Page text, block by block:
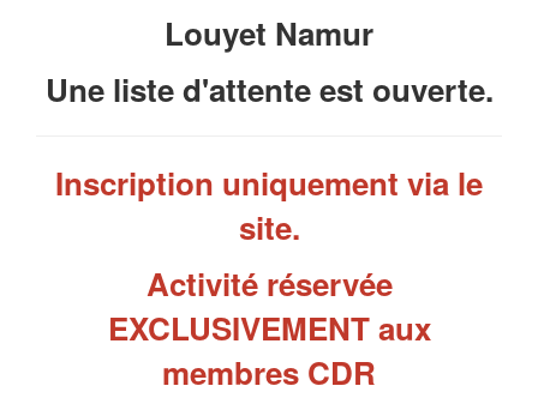
Louyet Namur
Une liste d'attente est ouverte.
Inscription uniquement via le
site.
Activité réservée
EXCLUSIVEMENT aux
membres CDR